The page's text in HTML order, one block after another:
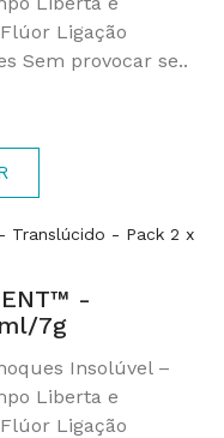
Ligação
Sem provocar se..
-
7g
Insolúvel –
Liberta e
Ligação